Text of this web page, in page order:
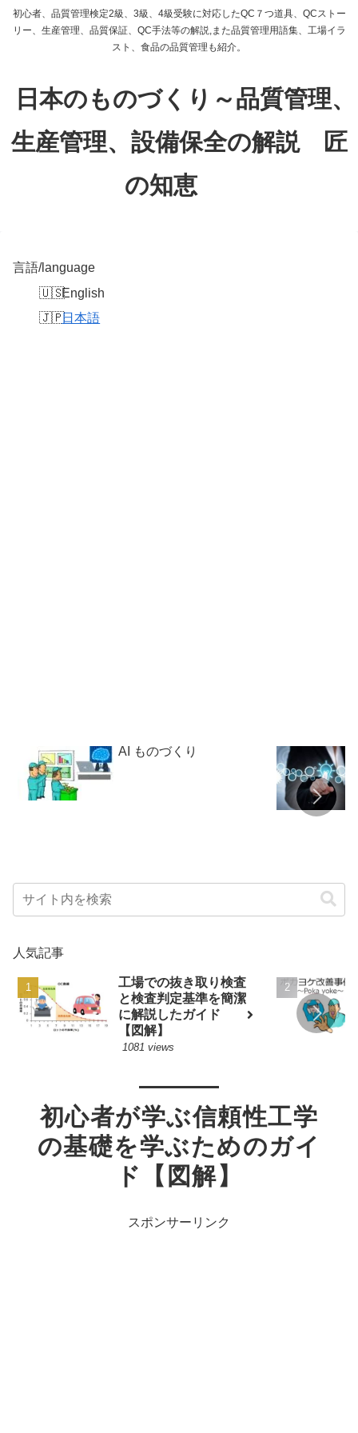
初心者、品質管理検定2級、3級、4級受験に対応したQC７つ道具、QCストー
リー、生産管理、品質保証、QC手法等の解説,また品質管理用語集、工場イラ
スト、食品の品質管理も紹介。
日本のものづくり～品質管理、
生産管理、設備保全の解説 匠
の知恵
言語/language
English
日本語
AI ものづくり
人気記事
工場での抜き取り検査
と検査判定基準を簡潔
に解説したガイド
【図解】
1081 views
初心者が学ぶ信頼性工学
の基礎を学ぶためのガイ
ド【図解】
スポンサーリンク